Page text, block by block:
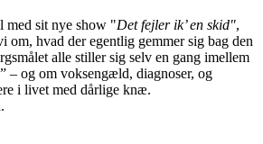
med sit nye show "Det fejler ik’ en skid",
om, hvad der egentlig gemmer sig bag den
alle stiller sig selv en gang imellem
– og om voksengæld, diagnoser, og
i livet med dårlige knæ.